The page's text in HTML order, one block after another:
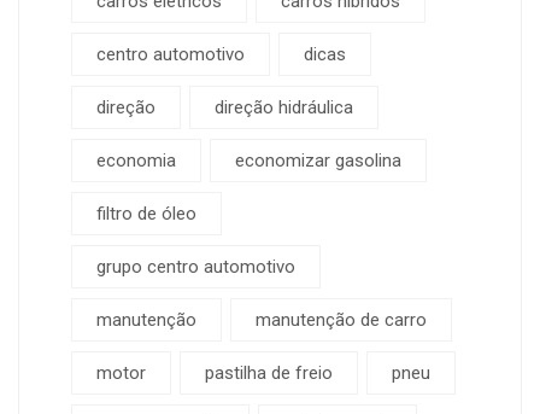
centro automotivo dicas
direção direção hidráulica
economia economizar gasolina
filtro de óleo
grupo centro automotivo
manutenção manutenção de carro
motor pastilha de freio pneu